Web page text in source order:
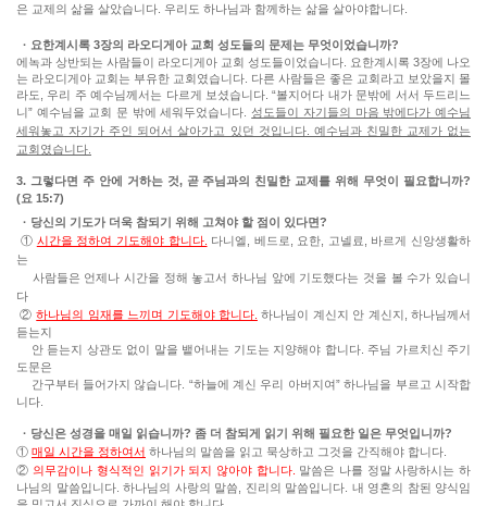
은 교제의 삶을 살았습니다. 우리도 하나님과 함께하는 삶을 살아야합니다.
· 요한계시록 3장의 라오디게아 교회 성도들의 문제는 무엇이었습니까?
에녹과 상반되는 사람들이 라오디게아 교회 성도들이었습니다. 요한계시록 3장에 나오
는 라오디게아 교회는 부유한 교회였습니다. 다른 사람들은 좋은 교회라고 보았을지 몰
라도, 우리 주 예수님께서는 다르게 보셨습니다. “볼지어다 내가 문밖에 서서 두드리느
니” 예수님을 교회 문 밖에 세워두었습니다. 성도들이 자기들의 마음 밖에다가 예수님
세워놓고 자기가 주인 되어서 살아가고 있던 것입니다. 예수님과 친밀한 교제가 없는
교회였습니다.
3. 그렇다면 주 안에 거하는 것, 곧 주님과의 친밀한 교제를 위해 무엇이 필요합니까?
(요 15:7)
· 당신의 기도가 더욱 참되기 위해 고쳐야 할 점이 있다면?
① 시간을 정하여 기도해야 합니다. 다니엘, 베드로, 요한, 고넬료, 바르게 신앙생활하
는
사람들은 언제나 시간을 정해 놓고서 하나님 앞에 기도했다는 것을 볼 수가 있습니
다
②하나님의 임재를 느끼며 기도해야 합니다. 하나님이 계신지 안 계신지, 하나님께서
듣는지
안 듣는지 상관도 없이 말을 뱉어내는 기도는 지양해야 합니다. 주님 가르치신 주기
도문은
간구부터 들어가지 않습니다. “하늘에 계신 우리 아버지여” 하나님을 부르고 시작합
니다.
· 당신은 성경을 매일 읽습니까? 좀 더 참되게 읽기 위해 필요한 일은 무엇입니까?
① 매일 시간을 정하여서 하나님의 말씀을 읽고 묵상하고 그것을 간직해야 합니다.
② 의무감이나 형식적인 읽기가 되지 않아야 합니다. 말씀은 나를 정말 사랑하시는 하
나님의 말씀입니다. 하나님의 사랑의 말씀, 진리의 말씀입니다. 내 영혼의 참된 양식임